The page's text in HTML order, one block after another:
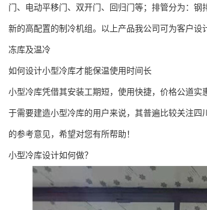
门、电动平移门、双开门、回归门等；排管分为：
新的高配置的制冷机组。以上产品我公司可为客户
冻库及温冷
如何设计小型冷库才能保温使用时间长
小型冷库凭借其安装工期短，使用快捷，价格公道
于需要建造小型冷库的用户来说，其普遍比较关注
的参考意见，希望对您有所帮助！
小型冷库设计如何做？